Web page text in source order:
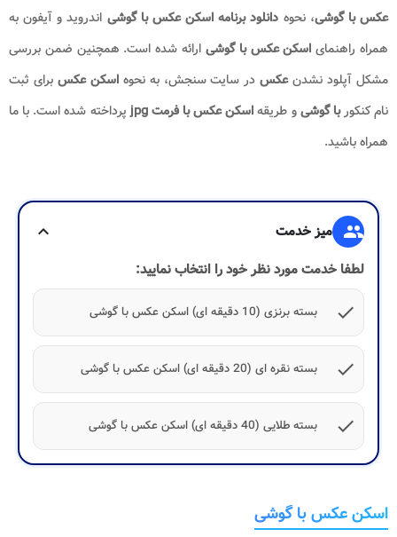
عکس با گوشی، نحوه دانلود برنامه اسکن عکس با گوشی اندروید و آیفون به
همراه راهنمای اسکن عکس با گوشی ارائه شده است. همچنین ضمن بررسی
مشکل آپلود نشدنعکس در سایت سنجش، به نحوهاسکن عکس برای ثبت
نام کنکوربا گوشیو طریقهاسکن عکس با فرمت jpg
پرداخته شده است. با ما
همراه باشید.
group میز خدمت
expand_more
لطفا خدمت مورد نظر خود را انتخاب نمایید:
check
بسته برنزی (10 دقیقه ای) اسکن عکس با گوشی
check بسته نقره ای (20 دقیقه ای) اسکن عکس با گوشی
check بسته طلایی (40 دقیقه ای) اسکن عکس با گوشی
اسکن عکس با گوشی